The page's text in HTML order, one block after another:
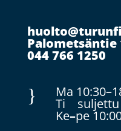
Palometsäntie
044 766 1250
} Ma
Ti suljettu
Ke–pe